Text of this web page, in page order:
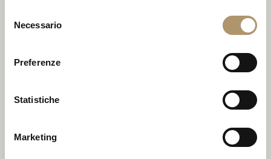
delNecessario
Preferenze
Statistiche
Marketing